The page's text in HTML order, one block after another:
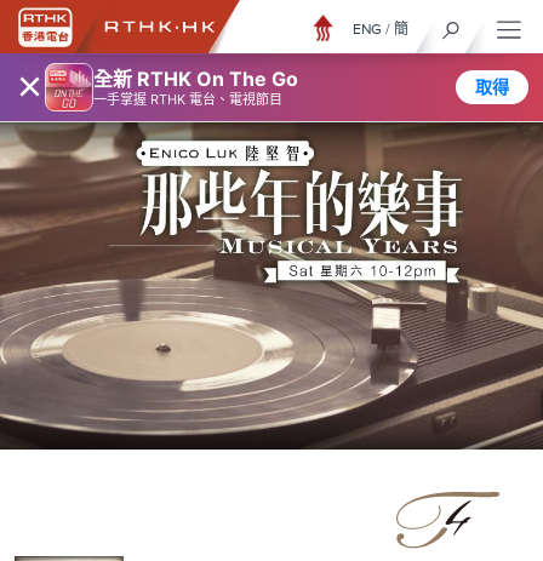
× 全新 RTHK On The Go
一手掌握 RTHK 電台、電視節目
取得
ENG / 簡